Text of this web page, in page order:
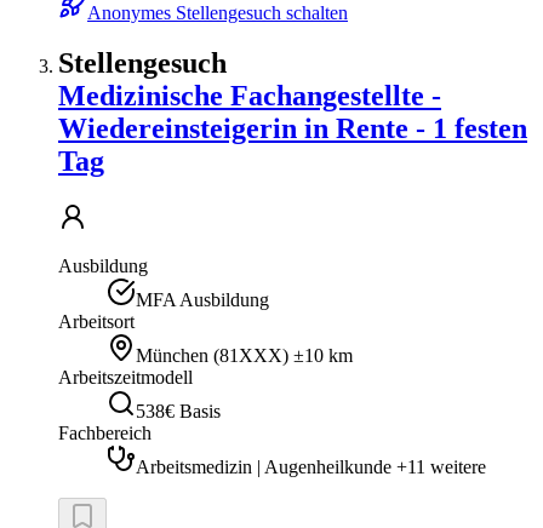
Anonymes Stellengesuch schalten
Stellengesuch
Medizinische Fachangestellte -
Wiedereinsteigerin in Rente - 1 festen
Tag
Ausbildung
MFA Ausbildung
Arbeitsort
München (81XXX) ±10 km
Arbeitszeitmodell
538€ Basis
Fachbereich
Arbeitsmedizin | Augenheilkunde +11 weitere